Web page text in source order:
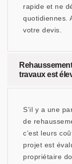
rapide et ne
quotidiennes.
votre devis.
travaux est
S’il y a une
de
c’est leurs
projet est
propriétaire